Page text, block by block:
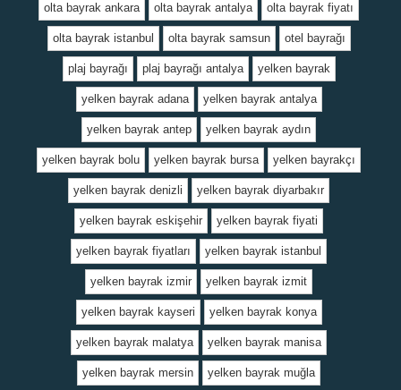
olta bayrak ankara olta bayrak antalya olta bayrak fiyatı
olta bayrak istanbul olta bayrak samsun otel bayrağı
plaj bayrağı plaj bayrağı antalya yelken bayrak
yelken bayrak adana yelken bayrak antalya
yelken bayrak antep yelken bayrak aydın
yelken bayrak bolu yelken bayrak bursa yelken bayrakçı
yelken bayrak denizli yelken bayrak diyarbakır
yelken bayrak eskişehir yelken bayrak fiyati
yelken bayrak fiyatları yelken bayrak istanbul
yelken bayrak izmir yelken bayrak izmit
yelken bayrak kayseri yelken bayrak konya
yelken bayrak malatya yelken bayrak manisa
yelken bayrak mersin yelken bayrak muğla